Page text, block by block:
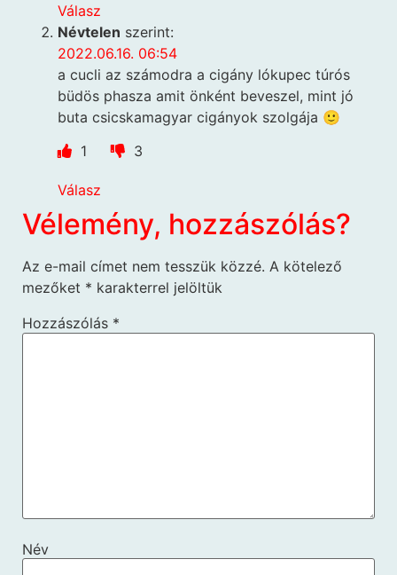
Válasz
Névtelen szerint:
2022.06.16. 06:54
a cucli az számodra a cigány lókupec túrós
büdös phasza amit önként beveszel, mint jó
buta csicskamagyar cigányok szolgája 🙂
1
3
Válasz
Vélemény, hozzászólás?
Az e-mail címet nem tesszük közzé. A kötelező
mezőket * karakterrel jelöltük
Hozzászólás *
Név